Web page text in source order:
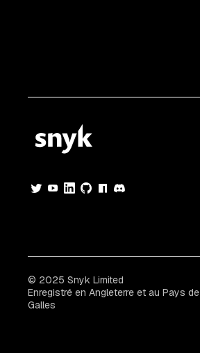
© 2025 Snyk Limited
Enregistré en Angleterre et au Pays de
Galles